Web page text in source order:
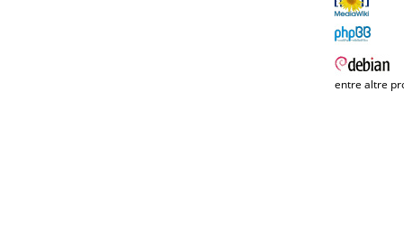
entre altre